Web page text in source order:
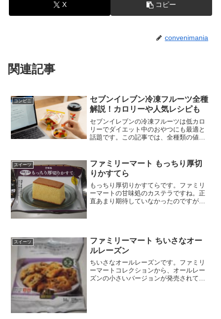
X コピー
convenimania
関連記事
コンビニ
セブンイレブン冷凍フルーツ全種
解説！カロリーや人気レシピも
セブンイレブンの冷凍フルーツは低カロ
リーでダイエット中のおやつにも最適と
話題です。この記事では、全種類の値段
ブンイレブンの冷凍フルーツを美味しく
楽しむ方法を徹底解説します。実食レポ
も必見です。
スイーツ
ファミリーマート もっちり厚切
りかすてら
もっちり厚切りかすてらです。ファミリ
ーマートの甘味処のカステラですね。正
直あまり期待していなかったのですが、
スイーツ
ファミリーマート ちいさなオー
ルレーズン
ちいさなオールレーズンです。ファミリ
ーマートコレクションから、オールレー
ズンの小さいバージョンが発売されてい